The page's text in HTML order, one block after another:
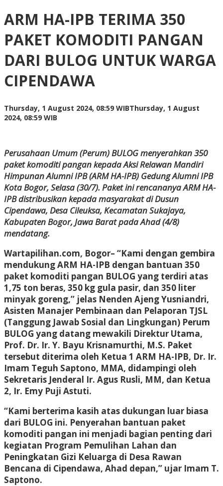
ARM HA-IPB TERIMA 350
PAKET KOMODITI PANGAN
DARI BULOG UNTUK WARGA
CIPENDAWA
Thursday, 1 August 2024, 08:59 WIBThursday, 1 August
2024, 08:59 WIB
Perusahaan Umum (Perum) BULOG menyerahkan 350
paket komoditi pangan kepada Aksi Relawan Mandiri
Himpunan Alumni IPB (ARM HA-IPB) Gedung Alumni IPB
Kota Bogor, Selasa (30/7). Paket ini rencananya ARM HA-
IPB distribusikan kepada masyarakat di Dusun
Cipendawa, Desa Cileuksa, Kecamatan Sukajaya,
Kabupaten Bogor, Jawa Barat pada Ahad (4/8)
mendatang.
Wartapilihan.com, Bogor– “Kami dengan gembira
mendukung ARM HA-IPB dengan bantuan 350
paket komoditi pangan BULOG yang terdiri atas
1,75 ton beras, 350 kg gula pasir, dan 350 liter
minyak goreng,” jelas Nenden Ajeng Yusniandri,
Asisten Manajer Pembinaan dan Pelaporan TJSL
(Tanggung Jawab Sosial dan Lingkungan) Perum
BULOG yang datang mewakili Direktur Utama,
Prof. Dr. Ir. Y. Bayu Krisnamurthi, M.S. Paket
tersebut diterima oleh Ketua 1 ARM HA-IPB, Dr. Ir.
Imam Teguh Saptono, MMA, didampingi oleh
Sekretaris Jenderal Ir. Agus Rusli, MM, dan Ketua
2, Ir. Emy Puji Astuti.
“Kami berterima kasih atas dukungan luar biasa
dari BULOG ini. Penyerahan bantuan paket
komoditi pangan ini menjadi bagian penting dari
kegiatan Program Pemulihan Lahan dan
Peningkatan Gizi Keluarga di Desa Rawan
Bencana di Cipendawa, Ahad depan,” ujar Imam T.
Saptono.